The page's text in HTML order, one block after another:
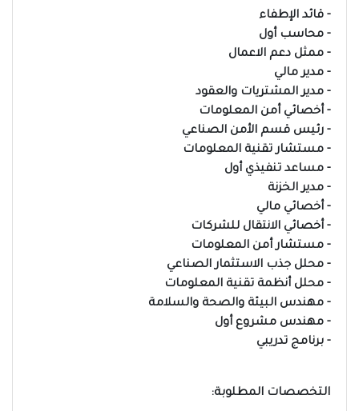
- قائد الإطفاء
- ⁠محاسب أول
- ممثل دعم الاعمال
- ⁠مدير مالي
- ⁠مدير المشتريات والعقود
- ⁠أخصائي أمن المعلومات
- ⁠رئيس قسم الأمن الصناعي
- ⁠مستشار تقنية المعلومات
- ⁠مساعد تنفيذي أول
- ⁠مدير الخزنة
- ⁠أخصائي مالي
- ⁠أخصائي الانتقال للشركات
- ⁠مستشار أمن المعلومات
- ⁠محلل جذب الاستثمار الصناعي
- ⁠محلل أنظمة تقنية المعلومات
- ⁠مهندس البيئة والصحة والسلامة
- ⁠مهندس مشروع أول
- ⁠برنامج تدريبي
التخصصات المطلوبة: